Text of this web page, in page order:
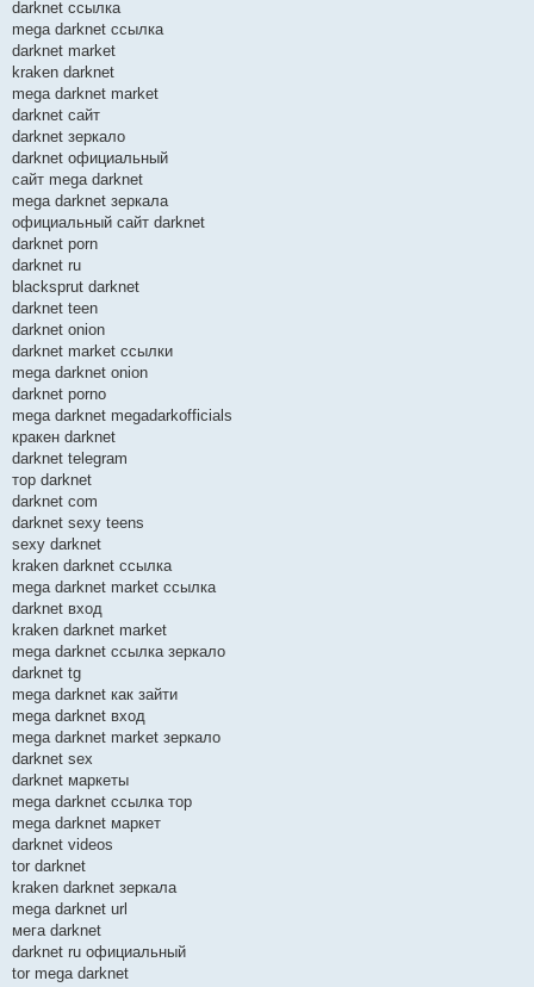
darknet ссылка
mega darknet ссылка
darknet market
kraken darknet
mega darknet market
darknet сайт
darknet зеркало
darknet официальный
сайт mega darknet
mega darknet зеркала
официальный сайт darknet
darknet porn
darknet ru
blacksprut darknet
darknet teen
darknet onion
darknet market ссылки
mega darknet onion
darknet porno
mega darknet megadarkofficials
кракен darknet
darknet telegram
тор darknet
darknet com
darknet sexy teens
sexy darknet
kraken darknet ссылка
mega darknet market ссылка
darknet вход
kraken darknet market
mega darknet ссылка зеркало
darknet tg
mega darknet как зайти
mega darknet вход
mega darknet market зеркало
darknet sex
darknet маркеты
mega darknet ссылка тор
mega darknet маркет
darknet videos
tor darknet
kraken darknet зеркала
mega darknet url
мега darknet
darknet ru официальный
tor mega darknet